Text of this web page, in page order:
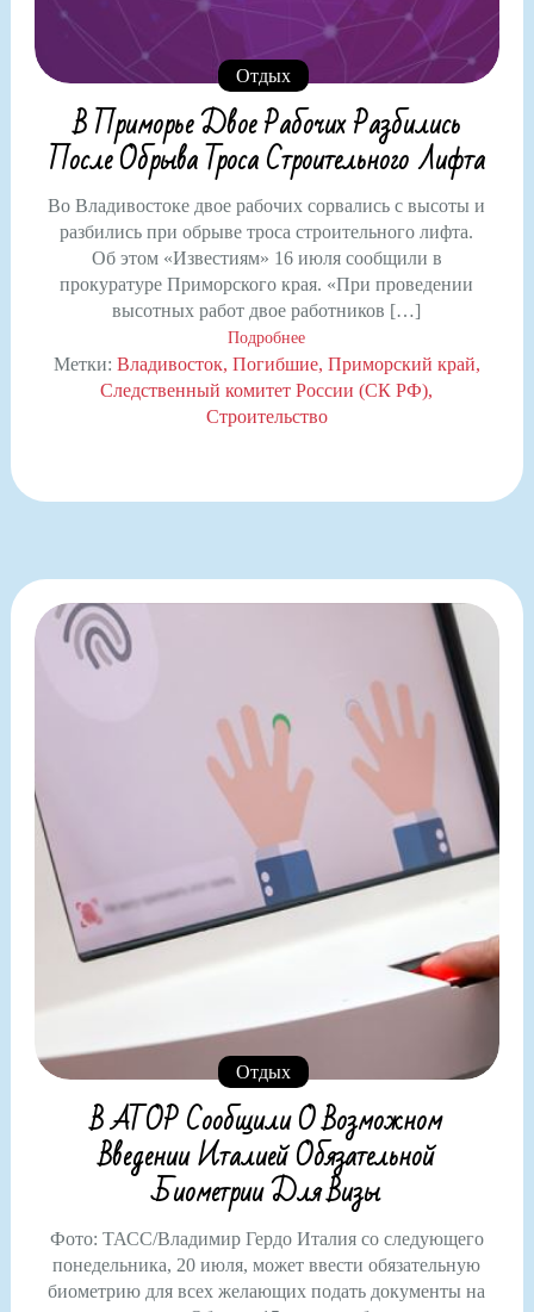
Отдых
В Приморье Двое Рабочих Разбились
После Обрыва Троса Строительного Лифта
Во Владивостоке двое рабочих сорвались с высоты и
разбились при обрыве троса строительного лифта.
Об этом «Известиям» 16 июля сообщили в
прокуратуре Приморского края. «При проведении
высотных работ двое работников […]
Подробнее
Метки: Владивосток Погибшие Приморский край
Следственный комитет России (СК РФ)
Строительство
Отдых
В АТОР Сообщили О Возможном
Введении Италией Обязательной
Биометрии Для Визы
Фото: ТАСС/Владимир Гердо Италия со следующего
понедельника, 20 июля, может ввести обязательную
биометрию для всех желающих подать документы на